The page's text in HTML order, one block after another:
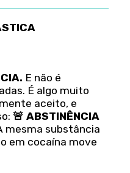
E não é
É algo muito
aceito, e
🚨 ABSTINÊNCIA
mesma substância
em cocaína move